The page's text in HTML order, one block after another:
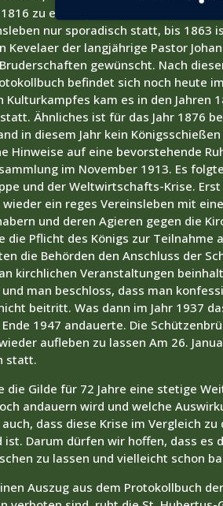
zu einem Jahr ohne Sommer,
nur sporadisch statt, bis 1863
Kevelaer der langjährige Pastor
gewünscht. Nach
befindet sich noch heute
Kulturkampfes kam es in den Jahren
Ähnliches ist für das Jahr 1876
in diesem Jahr kein
Hinweise auf eine bevorstehende
im November 1913. Es
und der Weltwirtschafts-Krise.
ein reges Vereinsleben mit
und deren Agieren gegen die
die Pflicht des Königs zur
die Behörden den Anschluss der
kirchlichen Veranstaltungen
man beschloss, dass man
beitritt. Was dann im Jahr 1937
1947 andauerte. Die
aufleben zu lassen Am 26.
statt.
die Gilde für 72 Jahre eine stetige
andauern wird und welche
dass diese Krise im Vergleich
ist. Darum dürfen wir hoffen, dass es
zu lassen und vielleicht schon
Auszug aus dem Protokollbuch